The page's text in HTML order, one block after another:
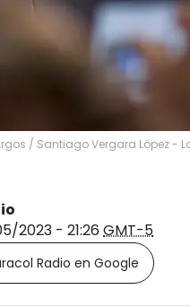
/ Santiago Vergara López -
2023 - 21:26 GMT-5
Radio en Google